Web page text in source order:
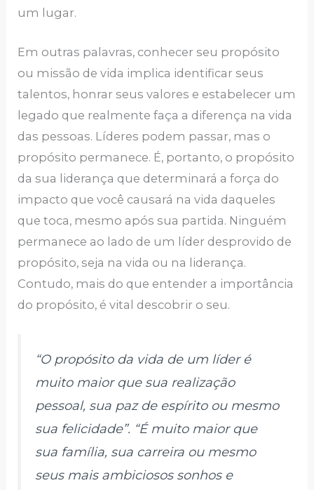
um lugar.
Em outras palavras, conhecer seu propósito
ou missão de vida implica identificar seus
talentos, honrar seus valores e estabelecer um
legado que realmente faça a diferença na vida
das pessoas. Líderes podem passar, mas o
propósito permanece. É, portanto, o propósito
da sua liderança que determinará a força do
impacto que você causará na vida daqueles
que toca, mesmo após sua partida. Ninguém
permanece ao lado de um líder desprovido de
propósito, seja na vida ou na liderança.
Contudo, mais do que entender a importância
do propósito, é vital descobrir o seu.
“O propósito da vida de um líder é
muito maior que sua realização
pessoal, sua paz de espírito ou mesmo
sua felicidade”. “É muito maior que
sua família, sua carreira ou mesmo
seus mais ambiciosos sonhos e